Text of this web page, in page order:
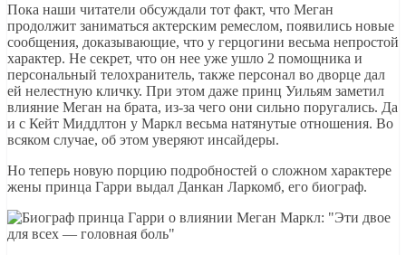
Пока наши читатели обсуждали тот факт, что Меган
продолжит заниматься актерским ремеслом, появились новые
сообщения, доказывающие, что у герцогини весьма непростой
характер. Не секрет, что он нее уже ушло 2 помощника и
персональный телохранитель, также персонал во дворце дал
ей нелестную кличку. При этом даже принц Уильям заметил
влияние Меган на брата, из-за чего они сильно поругались. Да
и с Кейт Миддлтон у Маркл весьма натянутые отношения. Во
всяком случае, об этом уверяют инсайдеры.
Но теперь новую порцию подробностей о сложном характере
жены принца Гарри выдал Данкан Ларкомб, его биограф.